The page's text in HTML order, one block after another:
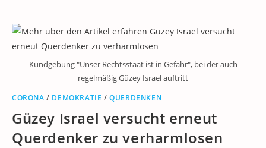
Kundgebung "Unser Rechtsstaat ist in Gefahr", bei der auch
regelmäßig Güzey Israel auftritt
CORONA / DEMOKRATIE /QUERDENKEN
Güzey Israel versucht erneut
Querdenker zu verharmlosen